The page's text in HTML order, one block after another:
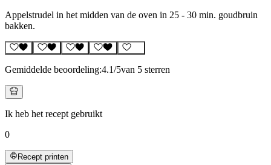
Appelstrudel in het midden van de oven in 25 - 30 min. goudbruin
bakken.
Gemiddelde beoordeling:4.1/5van 5 sterren
Ik heb het recept gebruikt
0
Recept printen